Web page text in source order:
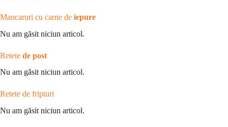
Mancaruri cu carne de iepure
Nu am găsit niciun articol.
Retete de post
Nu am găsit niciun articol.
Retete de fripturi
Nu am găsit niciun articol.